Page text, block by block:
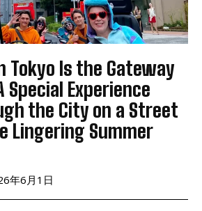
Tokyo Is the Gateway
Experience
the City on a Street
Lingering Summer
年6月1日